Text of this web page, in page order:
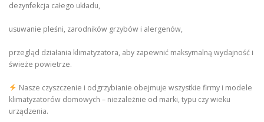
dezynfekcja całego układu,
usuwanie pleśni, zarodników grzybów i alergenów,
przegląd działania klimatyzatora, aby zapewnić maksymalną wydajność i
świeże powietrze.
Nasze czyszczenie i odgrzybianie obejmuje wszystkie firmy i modele
klimatyzatorów domowych – niezależnie od marki, typu czy wieku
urządzenia.